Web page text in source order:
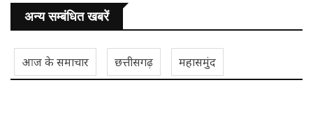
अन्य सम्बंधित खबरें
आज के समाचार छत्तीसगढ़ महासमुंद